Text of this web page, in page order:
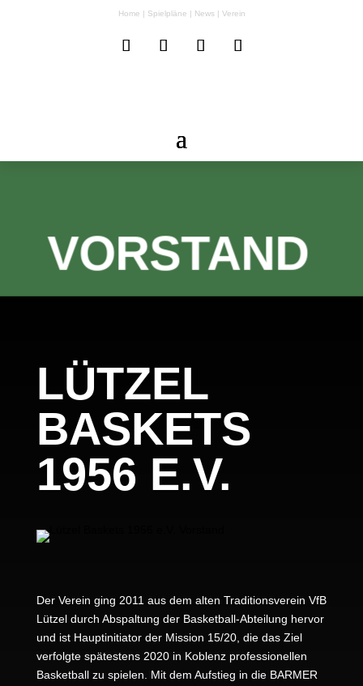
Home | Spielpläne | News| Verein
VORSTAND
LÜTZEL
BASKETS
1956 E.V.
Der Verein ging 2011 aus dem alten Traditionsverein VfB
Lützel durch Abspaltung der Basketball-Abteilung hervor
und ist Hauptinitiator der Mission 15/20, die das Ziel
verfolgte spätestens 2020 in Koblenz professionellen
Basketball zu spielen. Mit dem Aufstieg in die BARMER